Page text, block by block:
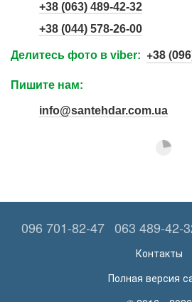
+38 (063) 489-42-32
+38 (044) 578-26-00
Делитесь фото в viber: +38
Пишите нам:
info@santehdar.com.ua
096 701-82-47 063 489-42-
Контакты
Полная версия